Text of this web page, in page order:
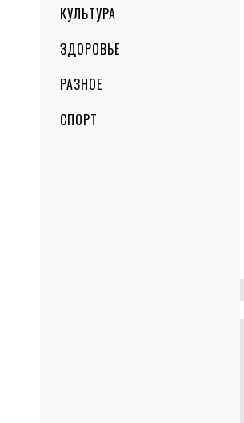
КУЛЬТУРА
ЗДОРОВЬЕ
РАЗНОЕ
СПОРТ